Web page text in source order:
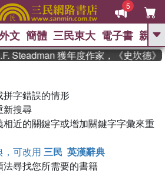
5
GO
史是一群喵 、
獎 臺灣漫遊錄
登輝時代 、 數學女孩：黎曼猜想 、
文 簡體 三民東大 電子書 親子
Steadman 獲年度作家，《史坎德》
字錯誤的情形
新搜尋
近的關鍵字或增加關鍵字字彙來重
，可改用 三民 英漢辭典
尋找您所需要的書籍